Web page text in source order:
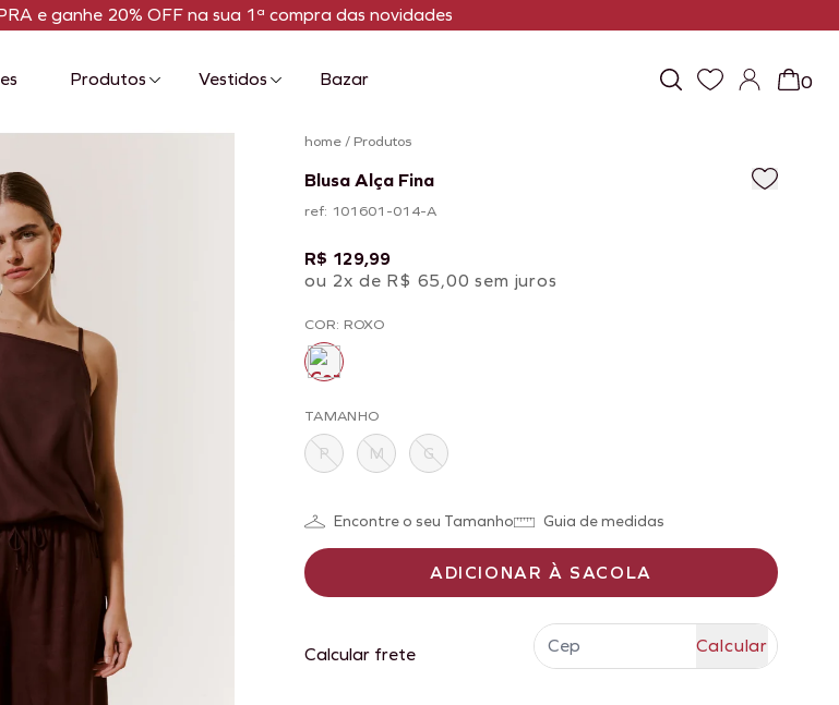
e ganhe 20% OFF na sua 1ª compra das novidades
Produtos Vestidos Bazar 0
home/ Produtos
Blusa Alça Fina
ref: 101601-014-A
R$ 129,99
ou 2x de R$ 65,00 sem juros
COR: ROXO
TAMANHO
P M G
Encontre o seu Tamanho Guia de medidas
ADICIONAR À SACOLA
Calcular frete